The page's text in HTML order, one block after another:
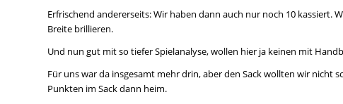
Erfrischend andererseits: Wir haben dann auch nur noch 10 kassiert.
Breite brillieren.
Und nun gut mit so tiefer Spielanalyse, wollen hier ja keinen mit
Für uns war da insgesamt mehr drin, aber den Sack wollten wir nicht
Punkten im Sack dann heim.